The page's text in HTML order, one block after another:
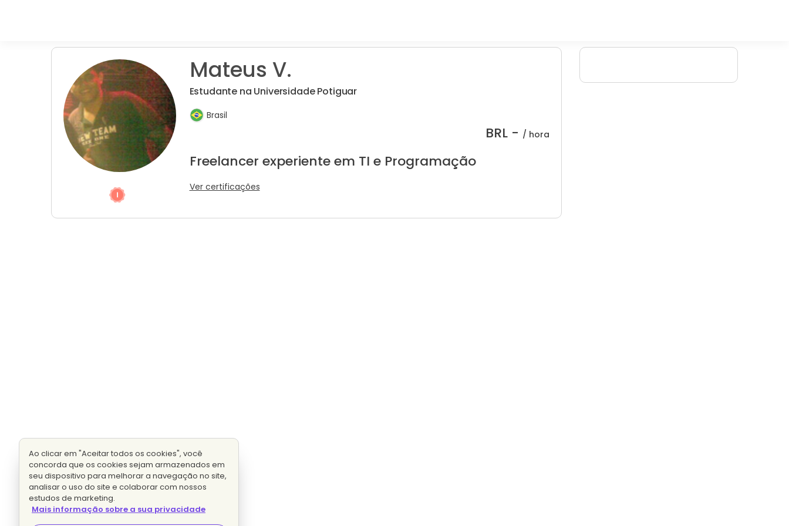
Mateus V.
Estudante na Universidade Potiguar
Brasil
BRL - / hora
Freelancer experiente em TI e Programação
Ver certificações
Ao clicar em "Aceitar todos os cookies", você
concorda que os cookies sejam armazenados em
seu dispositivo para melhorar a navegação no site,
analisar o uso do site e colaborar com nossos
estudos de marketing.
Mais informação sobre a sua privacidade